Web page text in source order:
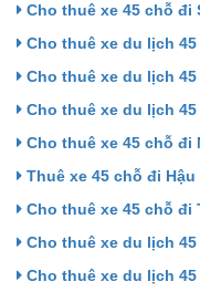
Cho thuê xe 45 chỗ đi
Cho thuê xe du lịch
Cho thuê xe du lịch
Cho thuê xe du lịch
Cho thuê xe 45 chỗ đi
Thuê xe 45 chỗ đi Hậu
Cho thuê xe 45 chỗ đi
Cho thuê xe du lịch
Cho thuê xe du lịch